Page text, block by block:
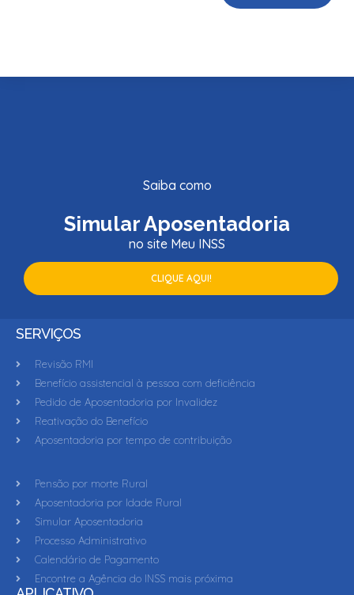
Saiba como
Simular Aposentadoria
no site Meu INSS
CLIQUE AQUI!
SERVIÇOS
Revisão RMI
Benefício assistencial à pessoa com deficiência
Pedido de Aposentadoria por Invalidez
Reativação do Benefício
Aposentadoria por tempo de contribuição
Pensão por morte Rural
Aposentadoria por Idade Rural
Simular Aposentadoria
Processo Administrativo
Calendário de Pagamento
Encontre a Agência do INSS mais próxima